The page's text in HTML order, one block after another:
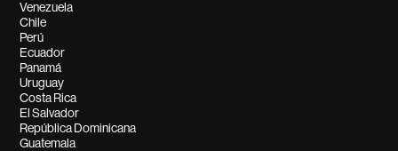
Venezuela
Chile
Perú
Ecuador
Panamá
Uruguay
Costa Rica
El Salvador
República Dominicana
Guatemala